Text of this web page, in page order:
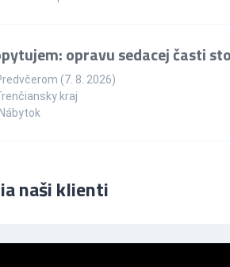
opravu sedacej časti
(7. 8. 2026)
kraj
Nábytok
naši klienti